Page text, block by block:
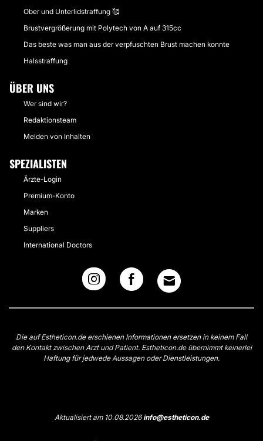
Ober und Unterlidstraffung 🥰
Brustvergrößerung mit Polytech von A auf 315cc
Das beste was man aus der verpfuschten Brust machen konnte
Halsstraffung
ÜBER UNS
Wer sind wir?
Redaktionsteam
Melden von Inhalten
SPEZIALISTEN
Ärzte-Login
Premium-Konto
Marken
Suppliers
International Doctors
Die auf Estheticon.de erschienen Informationen ersetzen in keinem Fall
den Kontakt zwischen Arzt und Patient. Estheticon.de übernimmt keinerlei
Haftung für jedwede Aussagen oder Dienstleistungen.
Aktualisiert am 10.08.2026info@estheticon.de